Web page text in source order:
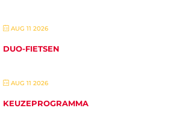
AUG 11 2026
DUO-FIETSEN
AUG 11 2026
KEUZEPROGRAMMA